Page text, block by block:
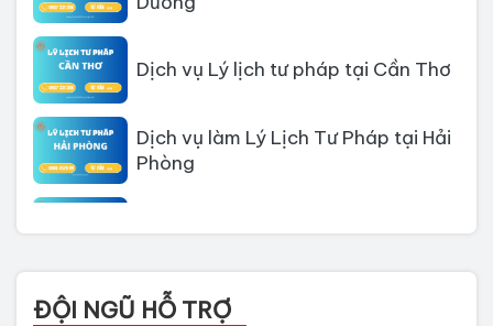
Dịch vụ Lý lịch tư pháp tại Cần Thơ
Phòng
Nẵng
Chí Minh
ĐỘI NGŨ HỖ TRỢ